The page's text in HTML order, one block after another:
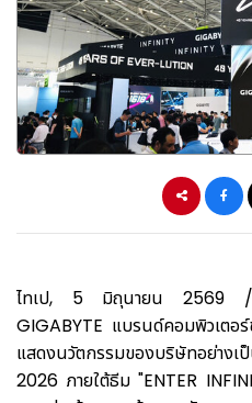
ไทเป, 5 มิถุนายน 2569
GIGABYTE แบรนด์คอมพิวเตอร์
แสดงนวัตกรรมของบริษัทอย่างเ
2026 ภายใต้ธีม "ENTER